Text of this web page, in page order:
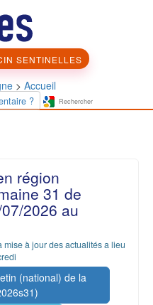
SENTINELLES
> Accueil
?
région
31 de
2026 au
mise à jour des actualités a lieu
(national) de la